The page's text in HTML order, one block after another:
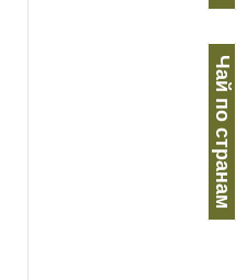
Чай по странам